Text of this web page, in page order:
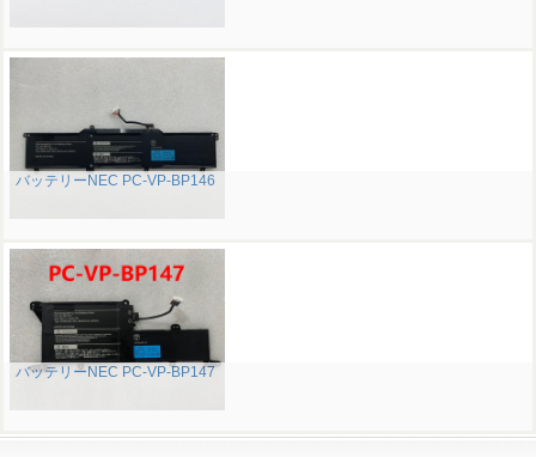
バッテリーNEC PC-VP-BP146
バッテリーNEC PC-VP-BP147